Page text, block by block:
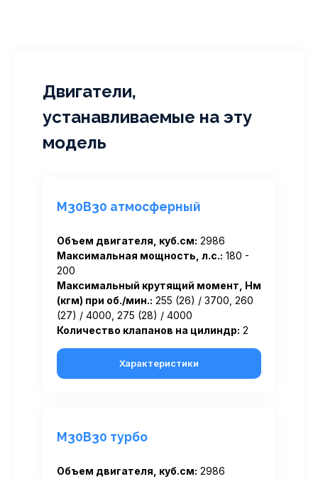
Двигатели,
устанавливаемые на эту
модель
M30B30 атмосферный
Объем двигателя, куб.см: 2986
Максимальная мощность, л.с.: 180 -
200
Максимальный крутящий момент, Нм
(кгм) при об./мин.: 255 (26) / 3700, 260
(27) / 4000, 275 (28) / 4000
Количество клапанов на цилиндр: 2
Характеристики
M30B30 турбо
Объем двигателя, куб.см: 2986